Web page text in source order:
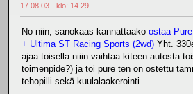
17.08.03 - klo: 14.29
No niin, sanokaas kannattaako ostaa
+ Ultima ST Racing Sports (2wd) Yht.
ajaa toisella niiin vaihtaa kiteen autosta
toimenpide?) ja toi pure ten on ostettu
tehopilli sekä kuulalaakerointi.